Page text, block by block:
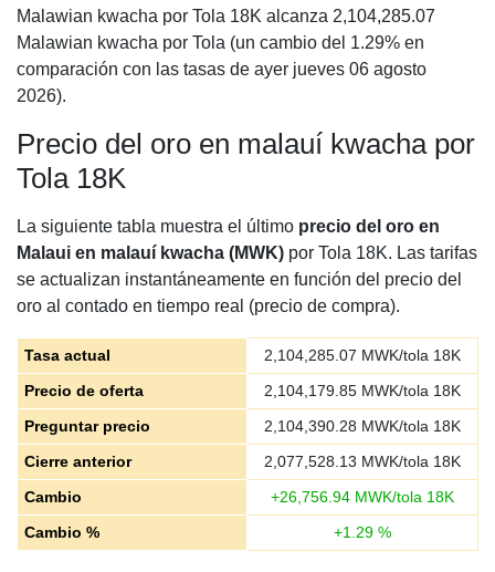
Malawian kwacha por Tola 18K alcanza 2,104,285.07
Malawian kwacha por Tola (un cambio del 1.29% en
comparación con las tasas de ayer jueves 06 agosto
2026).
Precio del oro en malauí kwacha por
Tola 18K
La siguiente tabla muestra el último precio del oro en
Malaui en malauí kwacha (MWK) por Tola 18K. Las tarifas
se actualizan instantáneamente en función del precio del
oro al contado en tiempo real (precio de compra).
Tasa actual 2,104,285.07 MWK/tola 18K
Precio de oferta
2,104,179.85 MWK/tola 18K
Preguntar precio
2,104,390.28 MWK/tola 18K
Cierre anterior
2,077,528.13 MWK/tola 18K
Cambio
+26,756.94 MWK/tola 18K
Cambio %
+1.29 %